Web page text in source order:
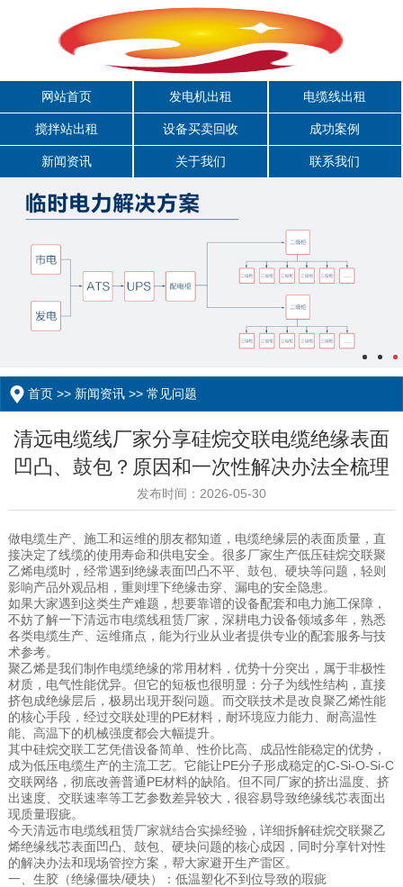
网站首页 发电机出租 电缆线出租
搅拌站出租 设备买卖回收 成功案例
新闻资讯 关于我们 联系我们
首页 >> 新闻资讯 >>常见问题
清远电缆线厂家分享硅烷交联电缆绝缘表面
凹凸、鼓包？原因和一次性解决办法全梳理
发布时间：2026-05-30
做电缆生产、施工和运维的朋友都知道，电缆绝缘层的表面质量，直
接决定了线缆的使用寿命和供电安全。很多厂家生产低压硅烷交联聚
乙烯电缆时，经常遇到绝缘表面凹凸不平、鼓包、硬块等问题，轻则
影响产品外观品相，重则埋下绝缘击穿、漏电的安全隐患。
如果大家遇到这类生产难题，想要靠谱的设备配套和电力施工保障，
不妨了解一下清远市电缆线租赁厂家，深耕电力设备领域多年，熟悉
各类电缆生产、运维痛点，能为行业从业者提供专业的配套服务与技
术参考。
聚乙烯是我们制作电缆绝缘的常用材料，优势十分突出，属于非极性
材质，电气性能优异。但它的短板也很明显：分子为线性结构，直接
挤包成绝缘层后，极易出现开裂问题。而交联技术是改良聚乙烯性能
的核心手段，经过交联处理的PE材料，耐环境应力能力、耐高温性
能、高温下的机械强度都会大幅提升。
其中硅烷交联工艺凭借设备简单、性价比高、成品性能稳定的优势，
成为低压电缆生产的主流工艺。它能让PE分子形成稳定的C-Si-O-Si-C
交联网络，彻底改善普通PE材料的缺陷。但不同厂家的挤出温度、挤
出速度、交联速率等工艺参数差异较大，很容易导致绝缘线芯表面出
现质量瑕疵。
今天清远市电缆线租赁厂家就结合实操经验，详细拆解硅烷交联聚乙
烯绝缘线芯表面凹凸、鼓包、硬块问题的核心成因，同时分享针对性
的解决办法和现场管控方案，帮大家避开生产雷区。
一、生胶（绝缘僵块/硬块）：低温塑化不到位导致的瑕疵